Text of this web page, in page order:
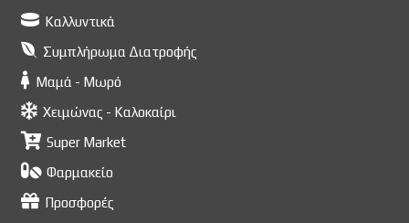
Καλλυντικά
Συμπλήρωμα Διατροφής
Μαμά - Μωρό
Χειμώνας - Καλοκαίρι
Super Market
Φαρμακείο
Προσφορές